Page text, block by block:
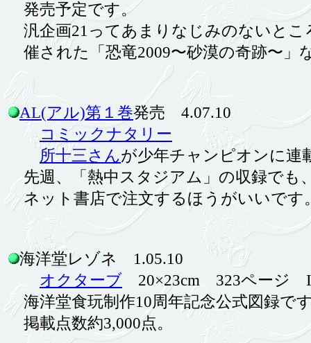
発売予定です。
汎企画21 ってあまりなじみのないと
催された「恐竜2009〜砂漠の奇跡〜」
AL(アル)第１巻発売 4.07.10
コミックナタリー
所十三さんが少年チャンピオンに連
先週、「熱中スタジアム」の収録でも
ネット書店で注文するほうがいいです
海洋堂レゾネ 1.05.10
オクターブ 20×23cm 323ページ
海洋堂食玩制作10周年記念公式図録で
掲載点数約3,000点。